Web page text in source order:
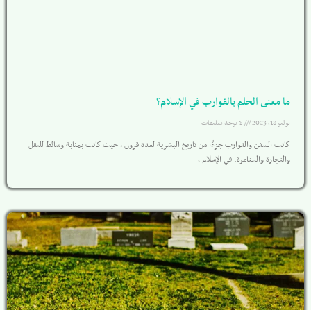
ما معنى الحلم بالقوارب في الإسلام؟
يوليو 18, 2023 لا توجد تعليقات
كانت السفن والقوارب جزءًا من تاريخ البشرية لعدة قرون ، حيث كانت بمثابة وسائط للنقل
والتجارة والمغامرة. في الإسلام ،